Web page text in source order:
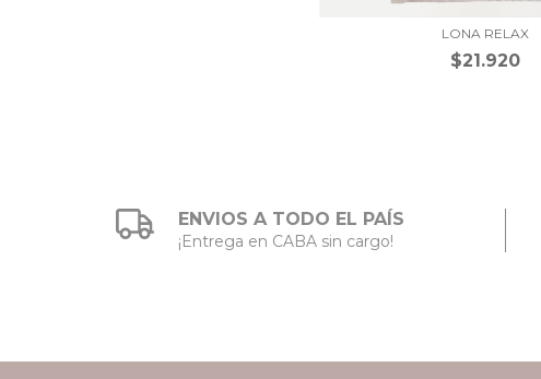
LONA RELAX
$21.920
ENVIOS A TODO EL PAÍS
¡Entrega en CABA sin cargo!